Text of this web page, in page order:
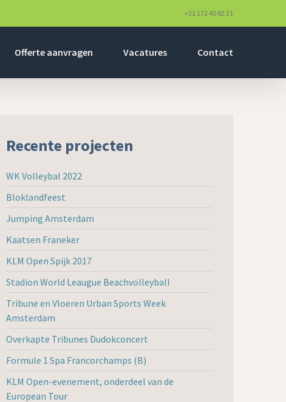
+31 172 40 82 31
Offerte aanvragen Vacatures Contact
Recente projecten
WK Volleybal 2022
Bloklandfeest
Jumping Amsterdam
Kaatsen Franeker
KLM Open Spijk 2017
Stadion World Leaugue Beachvolleyball
Tribune en Vloeren Urban Sports Week
Amsterdam
Overkapte Tribunes Dudokconcert
Formule 1 Spa Francorchamps (B)
KLM Open-evenement, onderdeel van de
European Tour